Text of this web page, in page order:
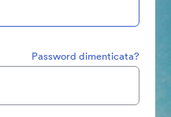
Password dimenticata?